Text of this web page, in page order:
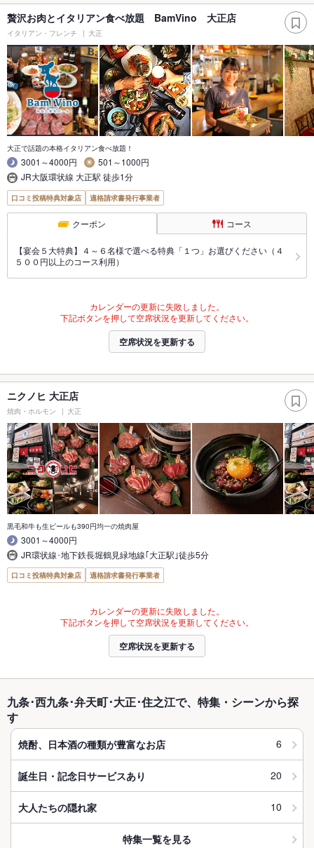
贅沢お肉とイタリアン食べ放題 BamVino 大正店
イタリアン・フレンチ 大正
大正で話題の本格イタリアン食べ放題！
3001～4000円
501～1000円
JR大阪環状線 大正駅 徒歩1分
口コミ投稿特典対象店 適格請求書発行事業者
クーポン コース
【宴会５大特典】４～６名様で選べる特典「１つ」お選びください（４
５００円以上のコース利用）
カレンダーの更新に失敗しました。
下記ボタンを押して空席状況を更新してください。
空席状況を更新する
ニクノヒ 大正店
焼肉・ホルモン 大正
黒毛和牛も生ビールも390円均一の焼肉屋
3001～4000円
JR環状線･地下鉄長堀鶴見緑地線｢大正駅｣徒歩5分
口コミ投稿特典対象店 適格請求書発行事業者
カレンダーの更新に失敗しました。
下記ボタンを押して空席状況を更新してください。
空席状況を更新する
九条･西九条･弁天町･大正･住之江で、特集・シーンから探
す
焼酎、日本酒の種類が豊富なお店 6
誕生日・記念日サービスあり 20
大人たちの隠れ家 10
特集一覧を見る